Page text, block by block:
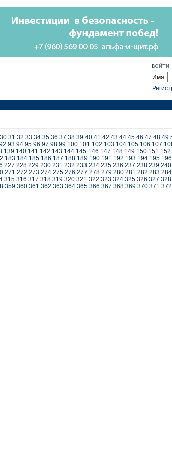
Имя:
30 31 32 33 34 35 36 37 38 39 40 41 42 43 44 45 46 47 48 49
93 94 95 96 97 98 99 100 101 102 103 104 105 106 107
139 140 141 142 143 144 145 146 147 148 149 150 151 152
183 184 185 186 187 188 189 190 191 192 193 194 195 196
227 228 229 230 231 232 233 234 235 236 237 238 239 240
271 272 273 274 275 276 277 278 279 280 281 282 283 284
315 316 317 318 319 320 321 322 323 324 325 326 327 328
359 360 361 362 363 364 365 366 367 368 369 370 371 372